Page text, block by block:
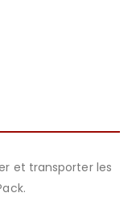
et transporter les